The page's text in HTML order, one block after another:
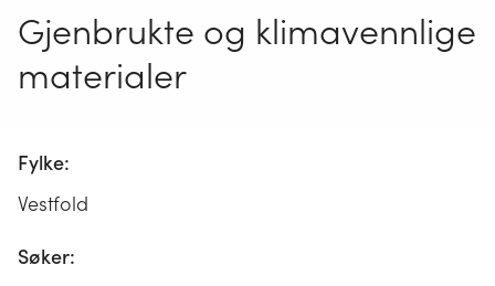
Gjenbrukte og klimavennlige
materialer
Fylke:
Vestfold
Søker: